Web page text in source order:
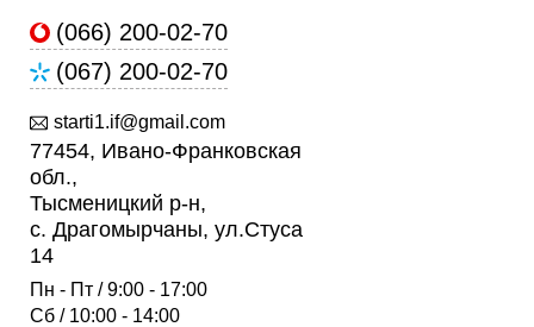
(066) 200-02-70
(067) 200-02-70
starti1.if@gmail.com
77454, Ивано-Франковская
обл.,
Тысменицкий р-н,
с. Драгомырчаны, ул.Стуса
14
Пн - Пт / 9:00 - 17:00
Сб / 10:00 - 14:00